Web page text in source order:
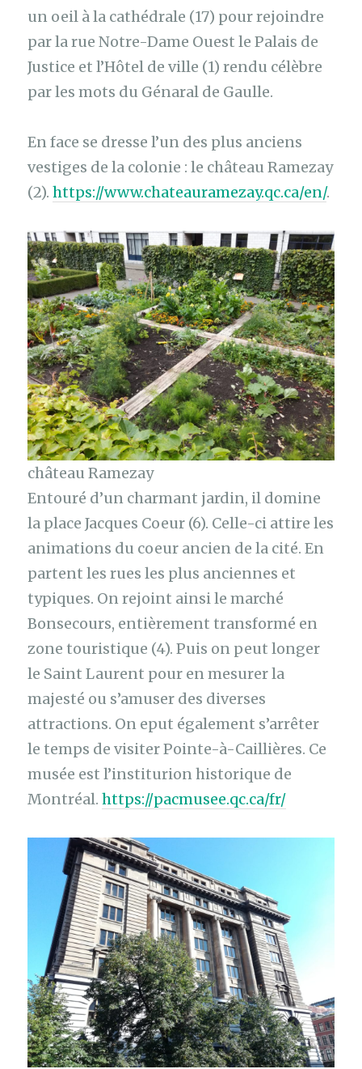
un oeil à la cathédrale (17) pour rejoindre
par la rue Notre-Dame Ouest le Palais de
Justice et l’Hôtel de ville (1) rendu célèbre
par les mots du Génaral de Gaulle.
En face se dresse l’un des plus anciens
vestiges de la colonie : le château Ramezay
(2).https://www.chateauramezay.qc.ca/en/.
château Ramezay
Entouré d’un charmant jardin, il domine
la place Jacques Coeur (6). Celle-ci attire les
animations du coeur ancien de la cité. En
partent les rues les plus anciennes et
typiques. On rejoint ainsi le marché
Bonsecours, entièrement transformé en
zone touristique (4). Puis on peut longer
le Saint Laurent pour en mesurer la
majesté ou s’amuser des diverses
attractions. On eput également s’arrêter
le temps de visiter Pointe-à-Caillières. Ce
musée est l’institurion historique de
Montréal.https://pacmusee.qc.ca/fr/